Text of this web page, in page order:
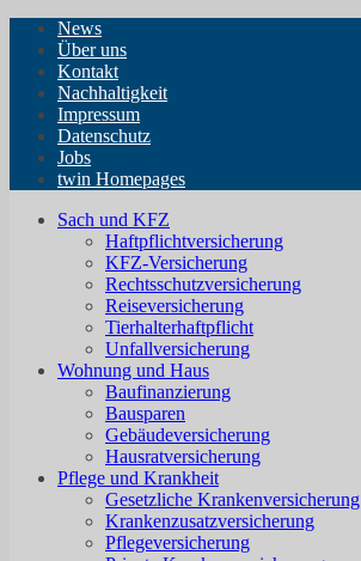
News
Über uns
Kontakt
Nachhaltigkeit
Impressum
Datenschutz
Jobs
twin Homepages
Sach und KFZ
Haftpflichtversicherung
KFZ-Versicherung
Rechtsschutzversicherung
Reiseversicherung
Tierhalterhaftpflicht
Unfallversicherung
Wohnung und Haus
Baufinanzierung
Bausparen
Gebäudeversicherung
Hausratversicherung
Pflege und Krankheit
Gesetzliche Krankenversicherung
Krankenzusatzversicherung
Pflegeversicherung